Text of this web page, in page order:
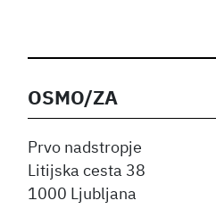
OSMO/ZA
Prvo nadstropje
Litijska cesta 38
1000 Ljubljana